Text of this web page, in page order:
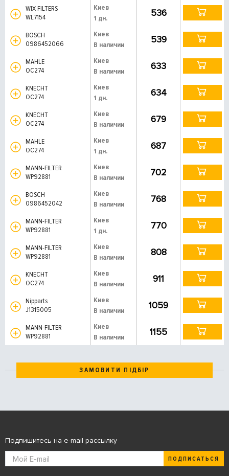
WIX FILTERS
WL7154
Киев
1 дн.
536
BOSCH
0986452066
Киев
В наличии
539
MAHLE
OC274
Киев
В наличии
633
KNECHT
OC274
Киев
1 дн.
634
KNECHT
OC274
Киев
В наличии
679
MAHLE
OC274
Киев
1 дн.
687
MANN-FILTER
WP92881
Киев
В наличии
702
BOSCH
0986452042
Киев
В наличии
768
MANN-FILTER
WP92881
Киев
1 дн.
770
MANN-FILTER
WP92881
Киев
В наличии
808
KNECHT
OC274
Киев
В наличии
911
Nipparts
J1315005
Киев
В наличии
1059
MANN-FILTER
WP92881
Киев
В наличии
1155
ЗАМОВИТИ ПІДБІР
Подпишитесь на e-mail рассылку
ПОДПИСАТЬСЯ